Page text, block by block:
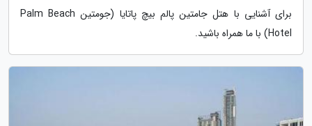
برای آشنایی با هتل جامتین پالم بیچ پاتایا (جومتین Palm Beach
Hotel) با ما همراه باشید.